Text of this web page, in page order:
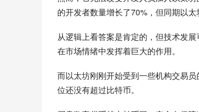
的开发者数量增长了70%，但同期以
从逻辑上看答案是肯定的，但技术发
在市场情绪中发挥着巨大的作用。
而以太坊刚刚开始受到一些机构交易
位还没有超过比特币。